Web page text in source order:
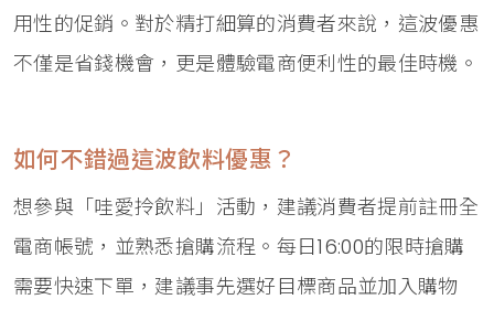
用性的促銷。對於精打細算的消費者來說，這波優惠
不僅是省錢機會，更是體驗電商便利性的最佳時機。
如何不錯過這波飲料優惠？
想參與「哇愛拎飲料」活動，建議消費者提前註冊全
電商帳號，並熟悉搶購流程。每日16:00的限時搶購
需要快速下單，建議事先選好目標商品並加入購物